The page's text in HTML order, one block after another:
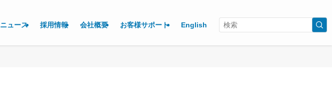
ニュース 採用情報 会社概要 お客様サポート English